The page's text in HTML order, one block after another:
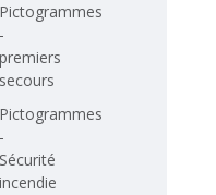
Pictogrammes
-
premiers
secours
Pictogrammes
-
Sécurité
incendie